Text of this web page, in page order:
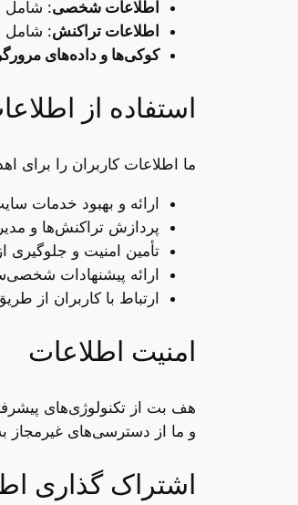
اطلاعات شخصی: شامل
اطلاعات تراکنش: شامل
کوکی‌ها و داده‌های مرورگر
استفاده از
ما اطلاعات کاربران را برای
ارائه و بهبود خدمات
پردازش تراکنش‌ها و
تأمین امنیت و جلوگیری
ارائه پیشنهادات
ارتباط با کاربران از
امنیت اطلاعات
هف بت از تکنولوژی‌های
و ما از دسترسی‌های غیرمجاز
اشتراک‌ گذاری